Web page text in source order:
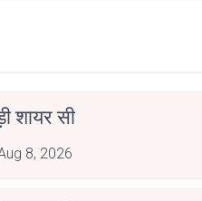
शायर सी
8, 2026